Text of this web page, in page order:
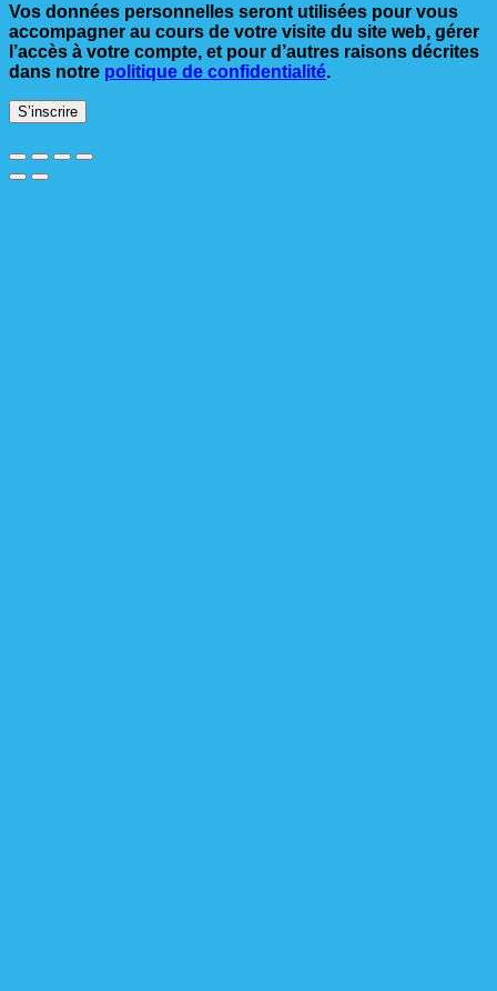
Vos données personnelles seront utilisées pour vous
accompagner au cours de votre visite du site web, gérer
l’accès à votre compte, et pour d’autres raisons décrites
dans notre politique de confidentialité.
S’inscrire